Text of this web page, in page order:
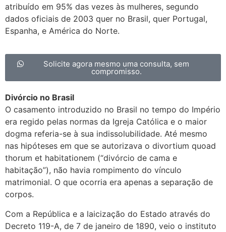
atribuído em 95% das vezes às mulheres, segundo
dados oficiais de 2003 quer no Brasil, quer Portugal,
Espanha, e América do Norte.
Solicite agora mesmo uma consulta, sem
compromisso.
Divórcio no Brasil
O casamento introduzido no Brasil no tempo do Império
era regido pelas normas da Igreja Católica e o maior
dogma referia-se à sua indissolubilidade. Até mesmo
nas hipóteses em que se autorizava o divortium quoad
thorum et habitationem (“divórcio de cama e
habitação”), não havia rompimento do vínculo
matrimonial. O que ocorria era apenas a separação de
corpos.
Com a República e a laicização do Estado através do
Decreto 119-A, de 7 de janeiro de 1890, veio o instituto